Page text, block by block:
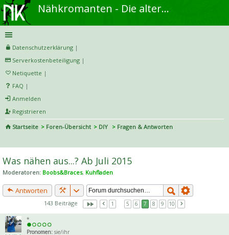
Nähkromanten - Die alternative Näh- und DIY-Community
Datenschutzerklärung |
Serverkostenbeteiligung |
Netiquette |
FAQ |
Anmelden
Registrieren
Startseite
Foren-Übersicht DIY
Fragen & Antworten
he
Was nähen aus...? Ab Juli 2015
Moderatoren: Boobs&Braces, Kuhfladen
Antworten
143 Beiträge 1 5 6 7 8 9 10
*
Pronomen: sie/ihr